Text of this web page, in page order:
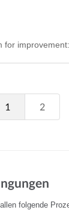
for
1 2
folgende